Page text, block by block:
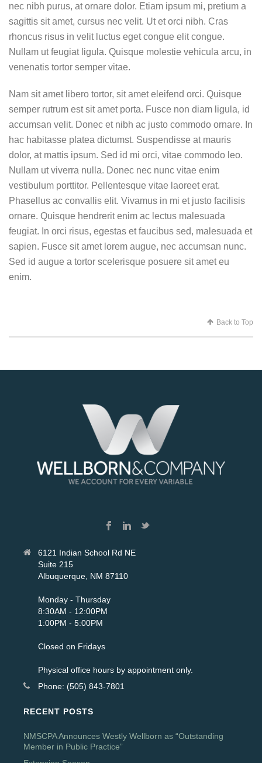
nec nibh purus, at ornare dolor. Etiam ipsum mi, pretium a
sagittis sit amet, cursus nec velit. Ut et orci nibh. Cras
rhoncus risus in velit luctus eget congue elit congue.
Nullam ut feugiat ligula. Quisque molestie vehicula arcu, in
venenatis tortor semper vitae.
Nam sit amet libero tortor, sit amet eleifend orci. Quisque
semper rutrum est sit amet porta. Fusce non diam ligula, id
accumsan velit. Donec et nibh ac justo commodo ornare. In
hac habitasse platea dictumst. Suspendisse at mauris
dolor, at mattis ipsum. Sed id mi orci, vitae commodo leo.
Nullam ut viverra nulla. Donec nec nunc vitae enim
vestibulum porttitor. Pellentesque vitae laoreet erat.
Phasellus ac convallis elit. Vivamus in mi et justo facilisis
ornare. Quisque hendrerit enim ac lectus malesuada
feugiat. In orci risus, egestas et faucibus sed, malesuada et
sapien. Fusce sit amet lorem augue, nec accumsan nunc.
Sed id augue a tortor scelerisque posuere sit amet eu
enim.
Back to Top
6121 Indian School Rd NE
Suite 215
Albuquerque, NM 87110
Monday - Thursday
8:30AM - 12:00PM
1:00PM - 5:00PM
Closed on Fridays
Physical office hours by appointment only.
Phone: (505) 843-7801
RECENT POSTS
NMSCPA Announces Westly Wellborn as “Outstanding
Member in Public Practice”